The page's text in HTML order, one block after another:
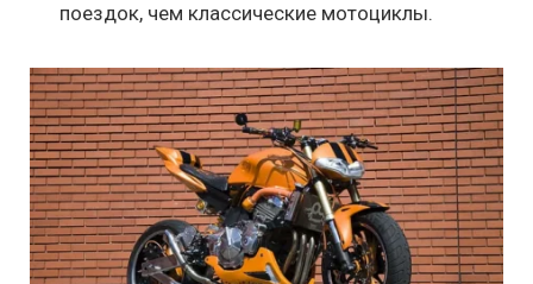
поездок, чем классические мотоциклы.